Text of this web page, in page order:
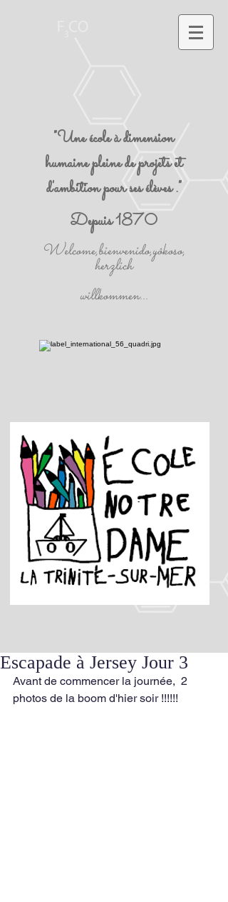
"Une école à dimension
humaine pleine de projets et
d'ambition pour ses élèves ."
Depuis 1870
Welcome,bienvenido,yôkoso,
herzlich
willkommen...
Escapade à Jersey Jour 3
Avant de commencer la journée,  2
photos de la boom d'hier soir !!!!!!